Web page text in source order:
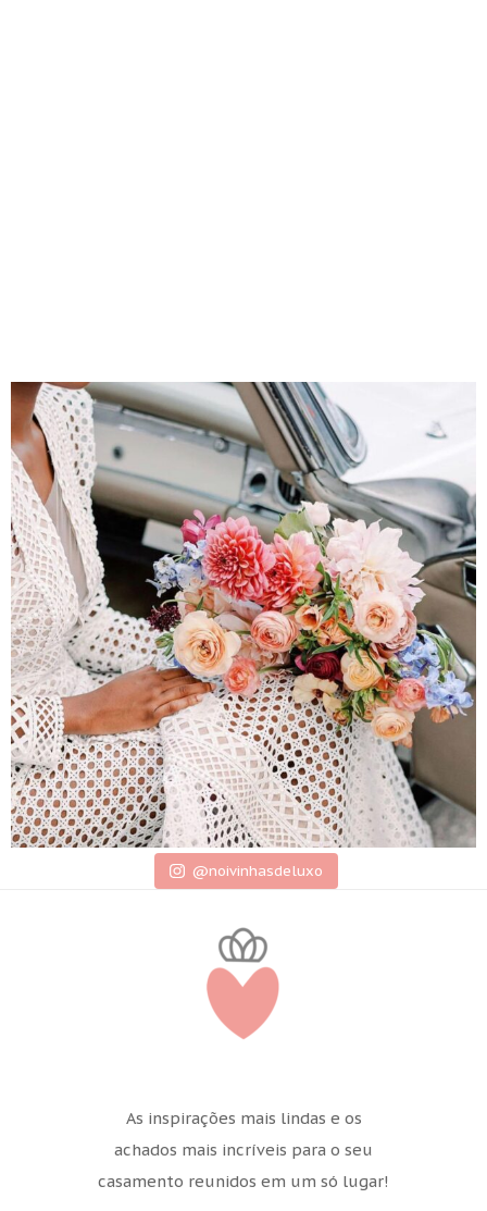
@noivinhasdeluxo
As inspirações mais lindas e os
achados mais incríveis para o seu
casamento reunidos em um só lugar!